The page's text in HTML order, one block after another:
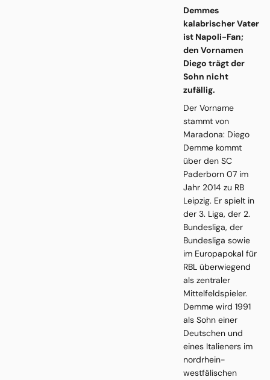
Demmes
kalabrischer Vater
ist Napoli-Fan;
den Vornamen
Diego trägt der
Sohn nicht
zufällig.
Der Vorname
stammt von
Maradona: Diego
Demme kommt
über den SC
Paderborn 07 im
Jahr 2014 zu RB
Leipzig. Er spielt in
der 3. Liga, der 2.
Bundesliga, der
Bundesliga sowie
im Europapokal für
RBL überwiegend
als zentraler
Mittelfeldspieler.
Demme wird 1991
als Sohn einer
Deutschen und
eines Italieners im
nordrhein-
westfälischen